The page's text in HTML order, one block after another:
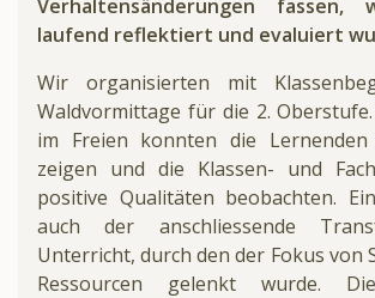
Verhaltensänderungen fassen,
laufend reflektiert und evaluiert
Wir organisierten mit
Waldvormittage für die 2.
im Freien konnten die
zeigen und die Klassen- und
positive Qualitäten beobachten.
auch der anschliessende
Unterricht, durch den der Fokus von
Ressourcen gelenkt wurde.